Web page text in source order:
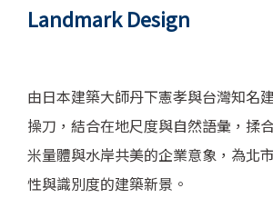
Landmark Design
由日本建築大師丹下憲孝與台灣知名
操刀，結合在地尺度與自然語彙，揉
米量體與水岸共美的企業意象，為北
性與識別度的建築新景。